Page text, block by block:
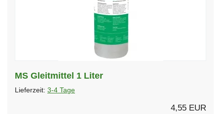
MS Gleitmittel 1 Liter
Lieferzeit: 3-4 Tage
4,55 EUR